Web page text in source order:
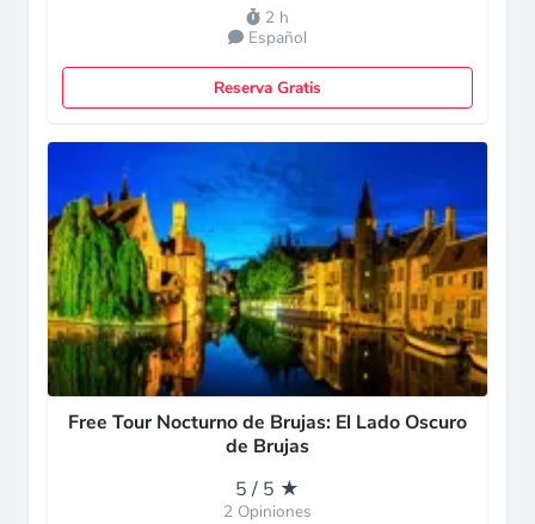
2 h
Español
Reserva Gratis
Free Tour Nocturno de Brujas: El Lado Oscuro
de Brujas
5 / 5 ★
2 Opiniones